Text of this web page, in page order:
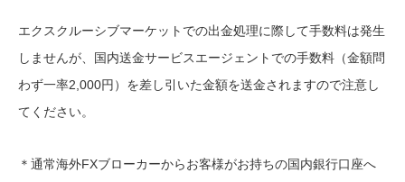
エクスクルーシブマーケットでの出金処理に際して手数料は発生
しませんが、国内送金サービスエージェントでの手数料（金額問
わず一率2,000円）を差し引いた金額を送金されますので注意し
てください。
＊通常海外FXブローカーからお客様がお持ちの国内銀行口座へ